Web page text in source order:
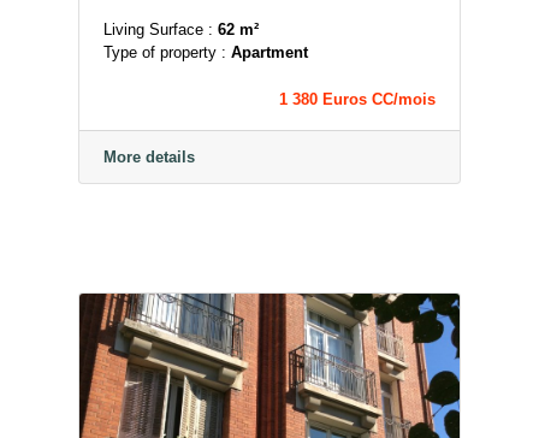
Living Surface : 62 m²
Type of property : Apartment
1 380 Euros CC/mois
More details